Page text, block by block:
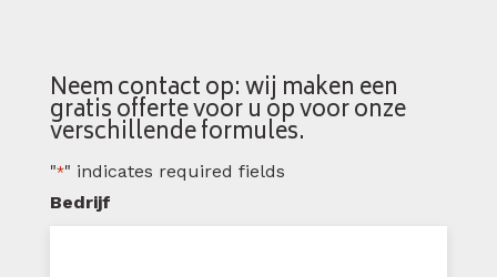
Neem contact op: wij maken een
gratis offerte voor u op voor onze
verschillende formules.
"*" indicates required fields
Bedrijf